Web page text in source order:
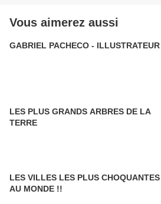
Vous aimerez aussi
GABRIEL PACHECO - ILLUSTRATEUR
LES PLUS GRANDS ARBRES DE LA
TERRE
LES VILLES LES PLUS CHOQUANTES
AU MONDE !!